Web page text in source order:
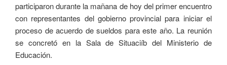
participaron durante la mañana de hoy del primer encuentro
con representantes del gobierno provincial para iniciar el
proceso de acuerdo de sueldos para este año. La reunión
se concretó en la Sala de Situaciíb del Ministerio de
Educación.